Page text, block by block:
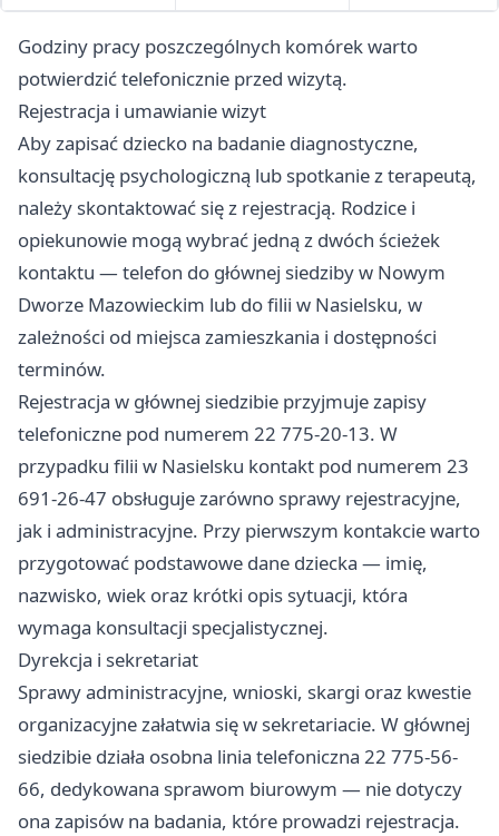
Godziny pracy poszczególnych komórek warto
potwierdzić telefonicznie przed wizytą.
Rejestracja i umawianie wizyt
Aby zapisać dziecko na badanie diagnostyczne,
konsultację psychologiczną lub spotkanie z terapeutą,
należy skontaktować się z rejestracją. Rodzice i
opiekunowie mogą wybrać jedną z dwóch ścieżek
kontaktu — telefon do głównej siedziby w Nowym
Dworze Mazowieckim lub do filii w Nasielsku, w
zależności od miejsca zamieszkania i dostępności
terminów.
Rejestracja w głównej siedzibie przyjmuje zapisy
telefoniczne pod numerem 22 775-20-13. W
przypadku filii w Nasielsku kontakt pod numerem 23
691-26-47 obsługuje zarówno sprawy rejestracyjne,
jak i administracyjne. Przy pierwszym kontakcie warto
przygotować podstawowe dane dziecka — imię,
nazwisko, wiek oraz krótki opis sytuacji, która
wymaga konsultacji specjalistycznej.
Dyrekcja i sekretariat
Sprawy administracyjne, wnioski, skargi oraz kwestie
organizacyjne załatwia się w sekretariacie. W głównej
siedzibie działa osobna linia telefoniczna 22 775-56-
66, dedykowana sprawom biurowym — nie dotyczy
ona zapisów na badania, które prowadzi rejestracja.